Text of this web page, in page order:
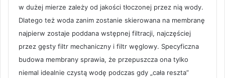
w dużej mierze zależy od jakości tłoczonej przez nią wody.
Dlatego też woda zanim zostanie skierowana na membranę
najpierw zostaje poddana wstępnej filtracji, najczęściej
przez gęsty filtr mechaniczny i filtr węglowy. Specyficzna
budowa membrany sprawia, że przepuszcza ona tylko
niemal idealnie czystą wodę podczas gdy „cała reszta”